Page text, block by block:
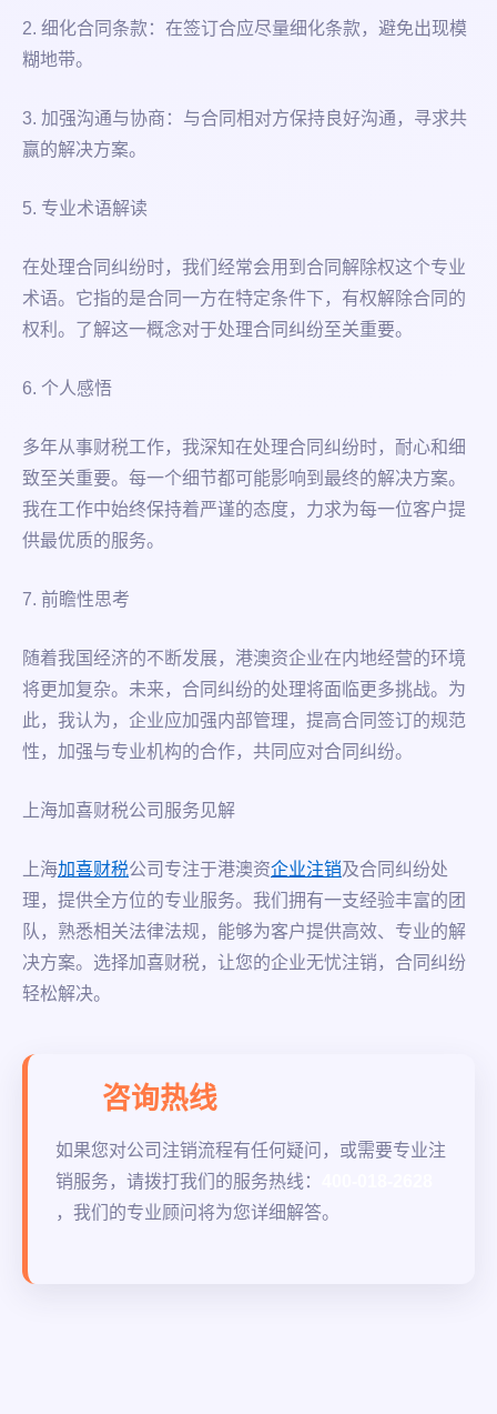
2. 细化合同条款：在签订合应尽量细化条款，避免出现模
糊地带。
3. 加强沟通与协商：与合同相对方保持良好沟通，寻求共
赢的解决方案。
5. 专业术语解读
在处理合同纠纷时，我们经常会用到合同解除权这个专业
术语。它指的是合同一方在特定条件下，有权解除合同的
权利。了解这一概念对于处理合同纠纷至关重要。
6. 个人感悟
多年从事财税工作，我深知在处理合同纠纷时，耐心和细
致至关重要。每一个细节都可能影响到最终的解决方案。
我在工作中始终保持着严谨的态度，力求为每一位客户提
供最优质的服务。
7. 前瞻性思考
随着我国经济的不断发展，港澳资企业在内地经营的环境
将更加复杂。未来，合同纠纷的处理将面临更多挑战。为
此，我认为，企业应加强内部管理，提高合同签订的规范
性，加强与专业机构的合作，共同应对合同纠纷。
上海加喜财税公司服务见解
上海加喜财税公司专注于港澳资企业注销及合同纠纷处
理，提供全方位的专业服务。我们拥有一支经验丰富的团
队，熟悉相关法律法规，能够为客户提供高效、专业的解
决方案。选择加喜财税，让您的企业无忧注销，合同纠纷
轻松解决。
咨询热线
如果您对公司注销流程有任何疑问，或需要专业注
销服务，请拨打我们的服务热线：
，我们的专业顾问将为您详细解答。